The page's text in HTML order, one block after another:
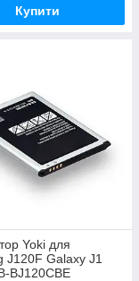
Купити
Yoki для
J120F Galaxy J1
BJ120CBE